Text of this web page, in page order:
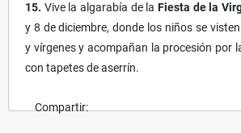
15. Vive la algarabía de la Fiesta de la
y 8 de diciembre, donde los niños se
y vírgenes y acompañan la procesión por
con tapetes de aserrín.
Compartir: